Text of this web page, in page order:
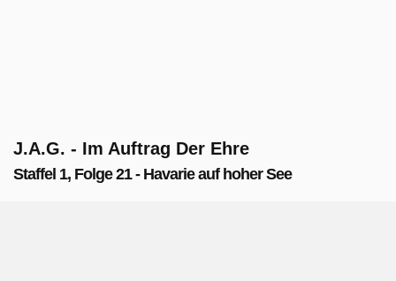
J.A.G. - Im Auftrag Der Ehre
Staffel 1, Folge 21 - Havarie auf hoher See